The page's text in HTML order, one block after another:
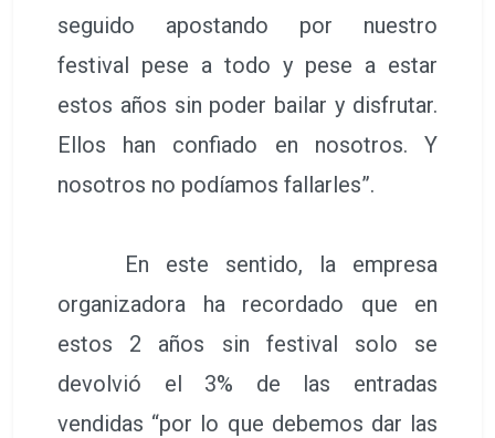
seguido apostando por nuestro
festival pese a todo y pese a estar
estos años sin poder bailar y disfrutar.
Ellos han confiado en nosotros. Y
nosotros no podíamos fallarles”.
En este sentido, la empresa
organizadora ha recordado que en
estos 2 años sin festival solo se
devolvió el 3% de las entradas
vendidas “por lo que debemos dar las